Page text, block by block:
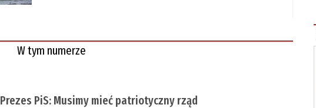
W tym numerze
Prezes PiS: Musimy mieć patriotyczny rząd